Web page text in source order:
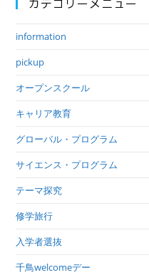
カテゴリーメニュー
information
pickup
オープンスクール
キャリア教育
グローバル・プログラム
サイエンス・プログラム
テーマ探究
修学旅行
入学者選抜
千鳥welcomeデー